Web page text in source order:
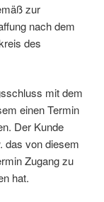
zur
nach dem
des
mit dem
einen Termin
Der Kunde
das von diesem
Zugang zu
hat.